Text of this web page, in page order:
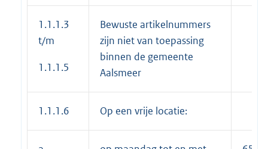
1.1.1.3
t/m
1.1.1.5
Bewuste artikelnummers
zijn niet van toepassing
binnen de gemeente
Aalsmeer
1.1.1.6 Op een vrije locatie: